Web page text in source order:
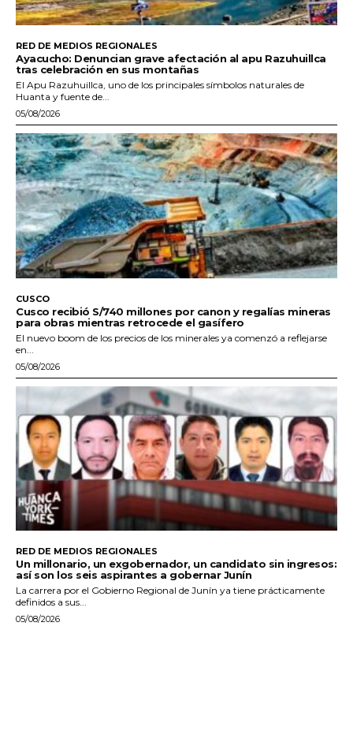
RED DE MEDIOS REGIONALES
Ayacucho: Denuncian grave afectación al apu Razuhuillca
tras celebración en sus montañas
El Apu Razuhuillca, uno de los principales símbolos naturales de
Huanta y fuente de...
05/08/2026
CUSCO
Cusco recibió S/740 millones por canon y regalías mineras
para obras mientras retrocede el gasífero
El nuevo boom de los precios de los minerales ya comenzó a reflejarse
en...
05/08/2026
RED DE MEDIOS REGIONALES
Un millonario, un exgobernador, un candidato sin ingresos:
así son los seis aspirantes a gobernar Junín
La carrera por el Gobierno Regional de Junín ya tiene prácticamente
definidos a sus...
05/08/2026